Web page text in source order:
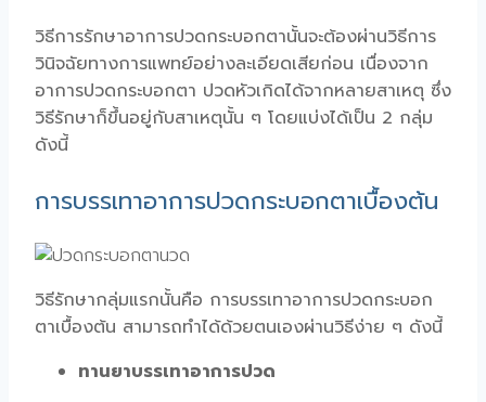
วิธีการรักษาอาการปวดกระบอกตานั้นจะต้องผ่านวิธีการ
วินิจฉัยทางการแพทย์อย่างละเอียดเสียก่อน เนื่องจาก
อาการปวดกระบอกตา ปวดหัวเกิดได้จากหลายสาเหตุ ซึ่ง
วิธีรักษาก็ขึ้นอยู่กับสาเหตุนั้น ๆ โดยแบ่งได้เป็น 2 กลุ่ม
ดังนี้
การบรรเทาอาการปวดกระบอกตาเบื้องต้น
วิธีรักษากลุ่มแรกนั้นคือ การบรรเทาอาการปวดกระบอก
ตาเบื้องต้น สามารถทำได้ด้วยตนเองผ่านวิธีง่าย ๆ ดังนี้
ทานยาบรรเทาอาการปวด